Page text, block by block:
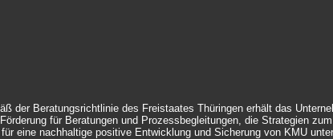
der Beratungsrichtlinie des Freistaates Thüringen erhält das
für Beratungen und Prozessbegleitungen, die Strategien
für eine nachhaltige positive Entwicklung und Sicherung von KMU